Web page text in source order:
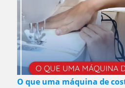
O que uma máquina de